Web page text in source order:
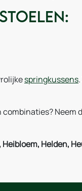
springkussens
Neem
Helden,